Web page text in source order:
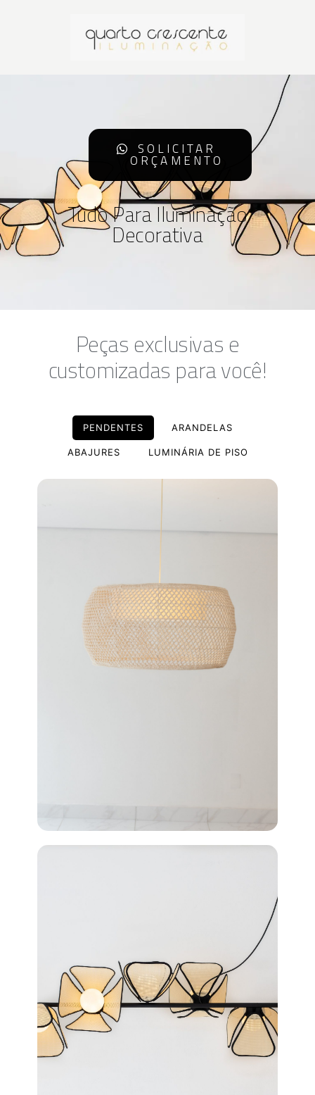
Tudo Para Iluminação
Decorativa
SOLICITAR
ORÇAMENTO
Peças exclusivas e
customizadas para você!
PENDENTES ARANDELAS
ABAJURES LUMINÁRIA DE PISO